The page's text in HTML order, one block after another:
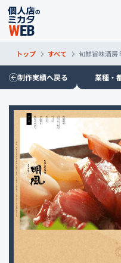
トップ すべて
制作実績へ戻る 業種・